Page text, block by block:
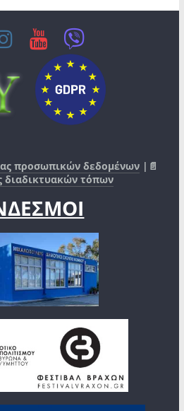
προσωπικών δεδομένων |📄
διαδικτυακών τόπων